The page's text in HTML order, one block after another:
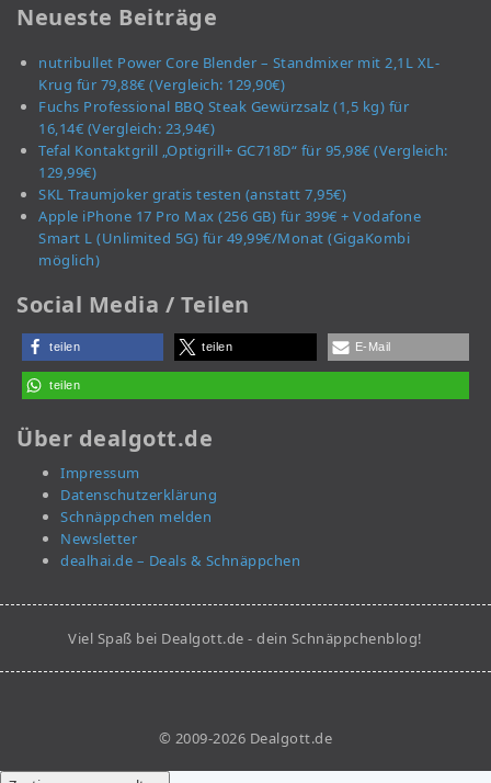
Neueste Beiträge
nutribullet Power Core Blender – Standmixer mit 2,1L XL-
Krug für 79,88€ (Vergleich: 129,90€)
Fuchs Professional BBQ Steak Gewürzsalz (1,5 kg) für
16,14€ (Vergleich: 23,94€)
Tefal Kontaktgrill „Optigrill+ GC718D“ für 95,98€ (Vergleich:
129,99€)
SKL Traumjoker gratis testen (anstatt 7,95€)
Apple iPhone 17 Pro Max (256 GB) für 399€ + Vodafone
Smart L (Unlimited 5G) für 49,99€/Monat (GigaKombi
möglich)
Social Media / Teilen
teilen teilen E-Mail
teilen
Über dealgott.de
Impressum
Datenschutzerklärung
Schnäppchen melden
Newsletter
dealhai.de – Deals & Schnäppchen
Viel Spaß bei Dealgott.de - dein Schnäppchenblog!
© 2009-2026 Dealgott.de